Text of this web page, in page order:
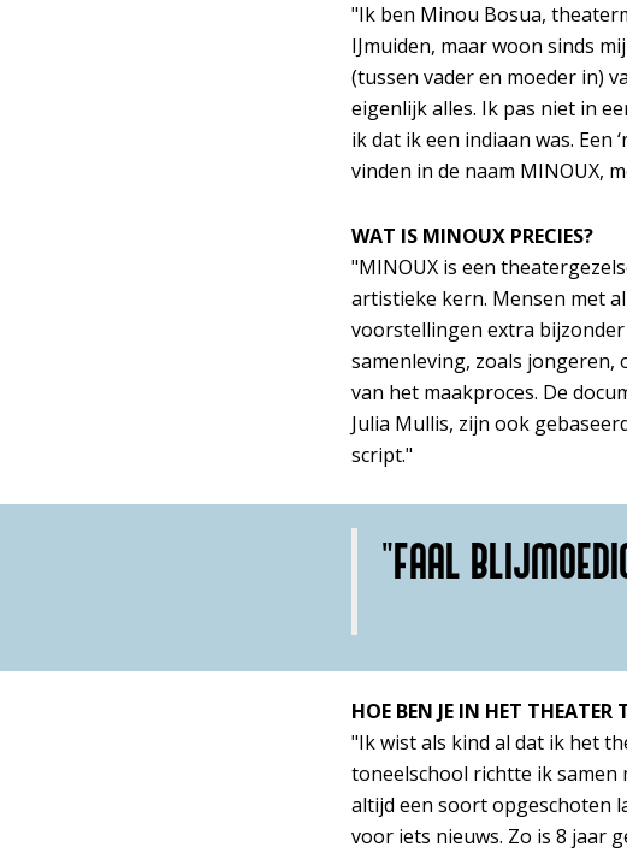
"Ik ben Minou Bosua,
IJmuiden, maar woon sinds
(tussen vader en moeder in)
eigenlijk alles. Ik pas niet in
ik dat ik een indiaan was. Een
vinden in de naam MINOUX,
WAT IS MINOUX PRECIES?
"MINOUX is een
artistieke kern. Mensen met
voorstellingen extra
samenleving, zoals jongeren,
van het maakproces. De
Julia Mullis, zijn ook
script."
"FAAL
HOE BEN JE IN HET THEATER
"Ik wist als kind al dat ik het
toneelschool richtte ik samen
altijd een soort opgeschoten
voor iets nieuws. Zo is 8 jaar